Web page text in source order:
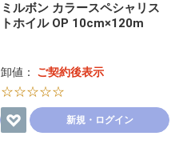
ミルボン カラースペシャリス
トホイル OP 10cm×120m
卸値： ご契約後表示
☆☆☆☆☆
新規・ログイン